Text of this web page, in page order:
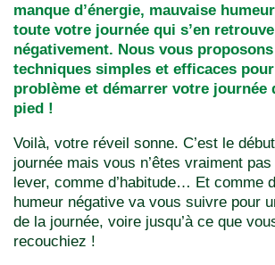
manque d’énergie, mauvaise
toute votre journée qui s’en
négativement. Nous vous
techniques simples et efficaces
problème et démarrer votre journée
pied !
Voilà, votre réveil sonne. C’est le
journée mais vous n’êtes vraiment pas
lever, comme d’habitude… Et comme
humeur négative va vous suivre pour
de la journée, voire jusqu’à ce que
recouchiez !